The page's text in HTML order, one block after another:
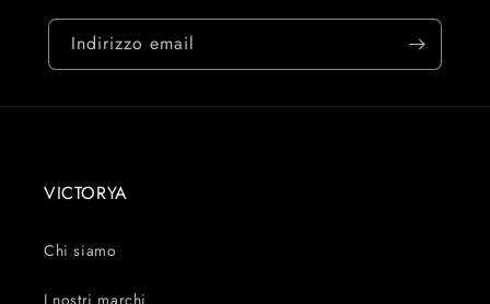
Indirizzo email
VICTORYA
Chi siamo